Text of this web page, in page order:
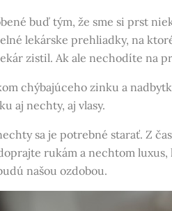
buď tým, že sme si prst
lekárske prehliadky, na
zistil. Ak ale nechodíte na
chýbajúceho zinku a
aj nechty, aj vlasy.
sa je potrebné starať. Z
rukám a nechtom luxus,
našou ozdobou.